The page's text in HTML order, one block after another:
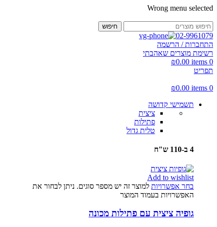
Wrong menu selected
חיפוש
02-9961079
התחברות / הרשמה
רשימת מוצרים שאהבתי
0
items
₪0.00
תפריט
0
items
₪0.00
תשמישי קדושה
ציצית
פתילות
טלית גדול
4 ב-110 ש"ח
Add to wishlist
בחר אפשרויות למוצר זה יש מספר סוגים. ניתן לבחור את
האפשרויות בעמוד המוצר
גופיה ציצית עם פתילות מכונה